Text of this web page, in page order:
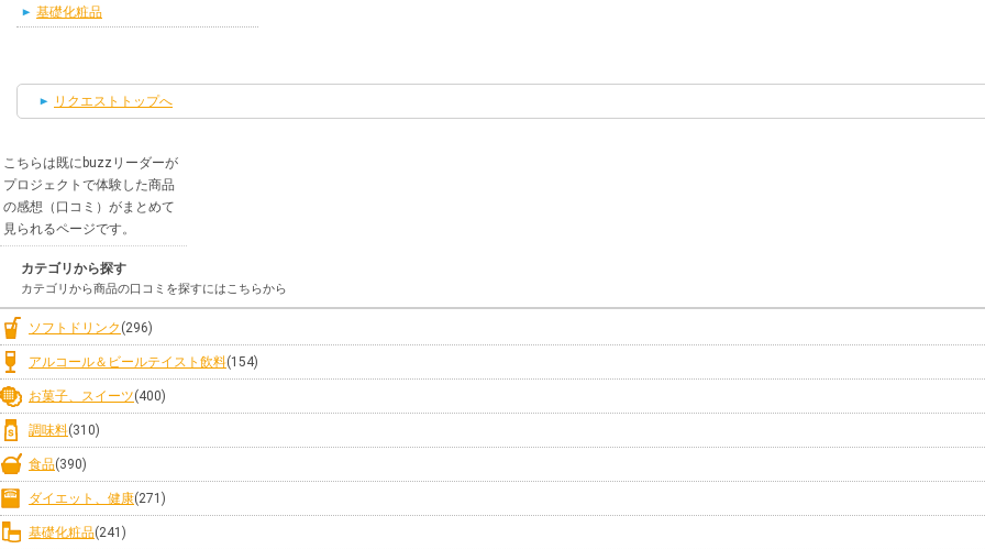
基礎化粧品
リクエストトップへ
こちらは既にbuzzリーダーが
プロジェクトで体験した商品
の感想（口コミ）がまとめて
見られるページです。
カテゴリから探す
カテゴリから商品の口コミを探すにはこちらから
ソフトドリンク (296)
アルコール＆ビールテイスト飲料(154)
お菓子、スイーツ(400)
調味料(310)
食品(390)
ダイエット、健康(271)
基礎化粧品(241)